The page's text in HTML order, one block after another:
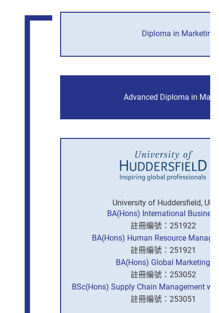
Diploma in Marketing
Advanced Diploma in
University of Huddersfield, UK
BA(Hons) International Business
註冊編號：251922
BA(Hons) Human Resource
註冊編號：251921
BA(Hons) Global Marketing
註冊編號：253052
BSc(Hons) Supply Chain Management
註冊編號：253051